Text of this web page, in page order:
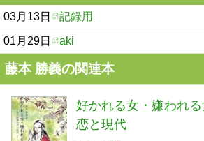
03月13日 記録用
01月29日 aki
藤本 勝義の関連本
好かれる女・嫌われ
恋と現代